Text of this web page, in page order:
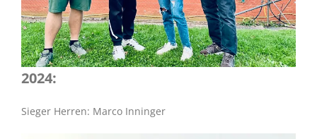
2024:
Sieger Herren: Marco Inninger